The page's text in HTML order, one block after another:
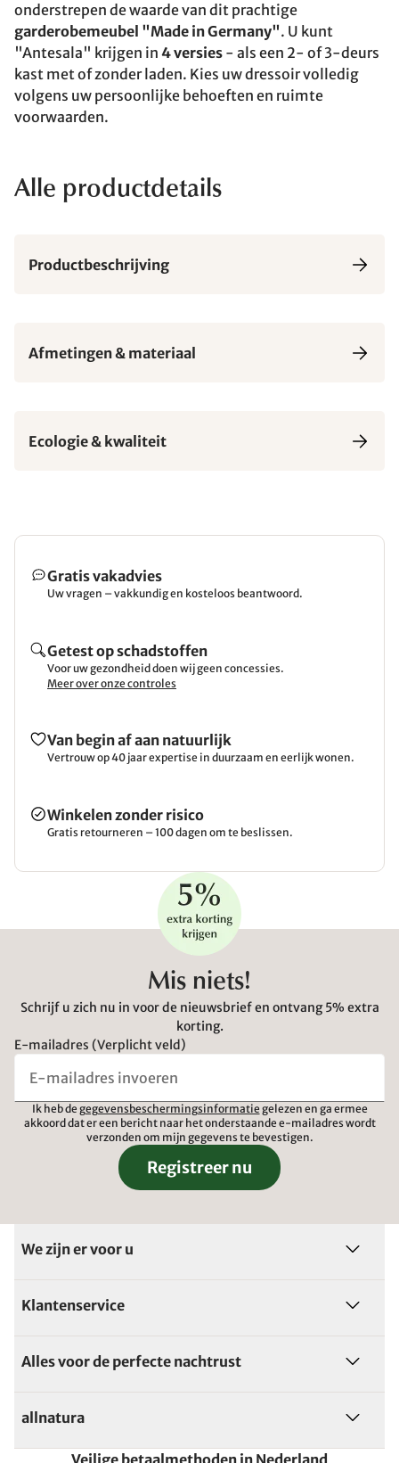
onderstrepen de waarde van dit prachtige
garderobemeubel "Made in Germany". U kunt
"Antesala" krijgen in 4 versies - als een 2- of 3-deurs
kast met of zonder laden. Kies uw dressoir volledig
volgens uw persoonlijke behoeften en ruimte
voorwaarden.
Alle productdetails
Productbeschrijving
Afmetingen & materiaal
Ecologie & kwaliteit
Gratis vakadvies
Uw vragen – vakkundig en kosteloos beantwoord.
Getest op schadstoffen
Voor uw gezondheid doen wij geen concessies.
Meer over onze controles
Van begin af aan natuurlijk
Vertrouw op 40 jaar expertise in duurzaam en eerlijk wonen.
Winkelen zonder risico
Gratis retourneren – 100 dagen om te beslissen.
Mis niets!
Schrijf u zich nu in voor de nieuwsbrief en ontvang 5% extra
korting.
E-mailadres (Verplicht veld)
Ik heb de gegevensbeschermingsinformatie gelezen en ga ermee
akkoord dat er een bericht naar het onderstaande e-mailadres wordt
verzonden om mijn gegevens te bevestigen.
Registreer nu
We zijn er voor u
Klantenservice
Alles voor de perfecte nachtrust
allnatura
Veilige betaalmethoden in Nederland